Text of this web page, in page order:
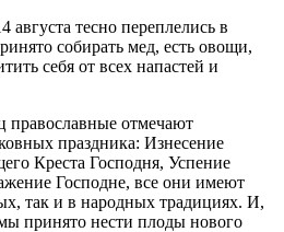
тесно переплелись в
собирать мед, есть овощи,
себя от всех напастей и
православные отмечают
праздника: Изнесение
Креста Господня, Успение
Господне, все они имеют
так и в народных традициях. И,
принято нести плоды нового